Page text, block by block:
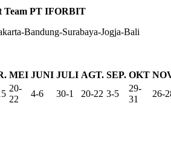
Team PT IFORBIT
Bandung-Surabaya-Jogja-Bali
MEI JUNI JULI AGT. SEP. OKT
20-
22
4-6 30-1 20-22 3-5
29-
31
26-